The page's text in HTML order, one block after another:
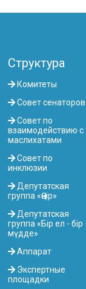
Структура
Комитеты
Совет сенаторов
Совет по
взаимодействию с
маслихатами
Совет по
инклюзии
Депутатская
группа «Өңір»
Депутатская
группа «Бір ел - бір
мүдде»
Аппарат
Экспертные
площадки